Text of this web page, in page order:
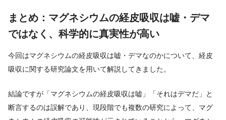
まとめ：マグネシウムの経皮吸収は嘘・デマ
ではなく、科学的に真実性が高い
今回はマグネシウムの経皮吸収は嘘・デマなのかについて、経皮
吸収に関する研究論文を用いて解説してきました。
結論ですが「マグネシウムの経皮吸収は嘘」「それはデマだ」と
断言するのは誤解であり、現段階でも複数の研究によって、マグ